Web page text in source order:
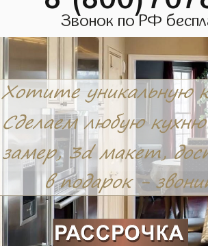
Звонок по РФ